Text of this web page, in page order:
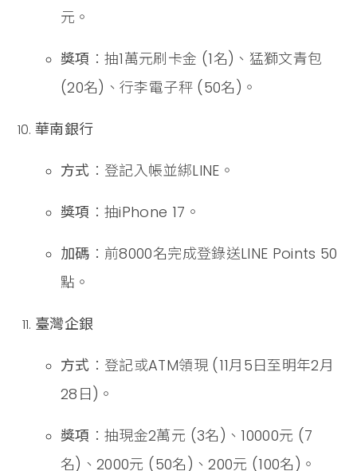
元。
獎項 ：抽1萬元刷卡金 (1名)、猛獅文青包
(20名)、行李電子秤 (50名)。
華南銀行
方式 ：登記入帳並綁LINE。
獎項 ：抽iPhone 17。
加碼 ：前8000名完成登錄送LINE Points 50
點。
臺灣企銀
方式 ：登記或ATM領現 (11月5日至明年2月
28日)。
獎項 ：抽現金2萬元 (3名)、10000元 (7
名)、2000元 (50名)、200元 (100名)。